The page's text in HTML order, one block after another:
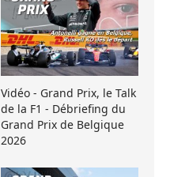
Vidéo - Grand Prix, le Talk
de la F1 - Débriefing du
Grand Prix de Belgique
2026